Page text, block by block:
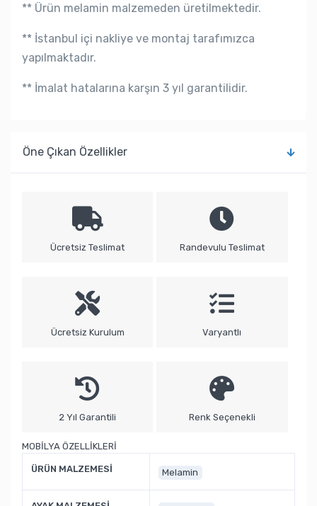
** Ürün melamin malzemeden üretilmektedir.
** İstanbul içi nakliye ve montaj tarafımızca
yapılmaktadır.
** İmalat hatalarına karşın 3 yıl garantilidir.
Öne Çıkan Özellikler
Ücretsiz Teslimat Randevulu Teslimat
Ücretsiz Kurulum Varyantlı
2 Yıl Garantili Renk Seçenekli
MOBİLYA ÖZELLİKLERİ
ÜRÜN MALZEMESİ Melamin